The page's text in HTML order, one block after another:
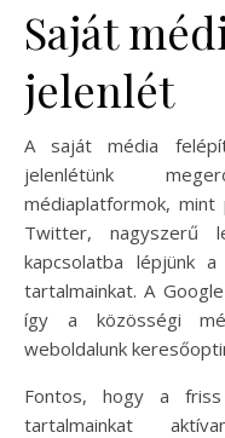
Saját
jelenlét
A saját média
jelenlétünk
médiaplatformok, mint
Twitter, nagyszerű
kapcsolatba lépjünk
tartalmainkat. A
így a közösségi
weboldalunk
Fontos, hogy a
tartalmainkat